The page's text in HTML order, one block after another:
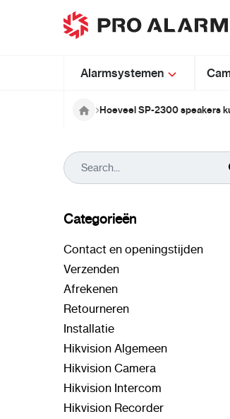
Ga naar de inhoud
Alarmsystemen
Hoeveel SP-2300 speakers
Categorieën
Contact en openingstijden
Verzenden
Afrekenen
Retourneren
Installatie
Hikvision Algemeen
Hikvision Camera
Hikvision Intercom
Hikvision Recorder